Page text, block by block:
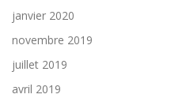
janvier 2020
novembre 2019
juillet 2019
avril 2019